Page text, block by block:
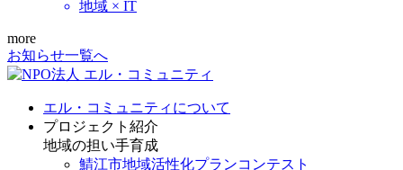
地域 × IT
more
お知らせ一覧へ
エル・コミュニティについて
プロジェクト紹介
地域の担い手育成
鯖江市地域活性化プランコンテスト